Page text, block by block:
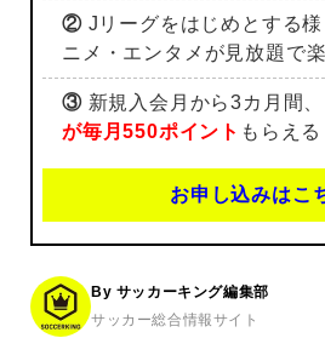
②Jリーグをはじめとする
ニメ・エンタメが見放題で楽
③新規入会月から3カ月間、
が毎月550ポイント もらえる
お申し込みはこ
By サッカーキング編集部
サッカー総合情報サイト